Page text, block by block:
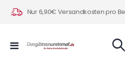
Nur 6,90€ Versandkosten pro
Navigation